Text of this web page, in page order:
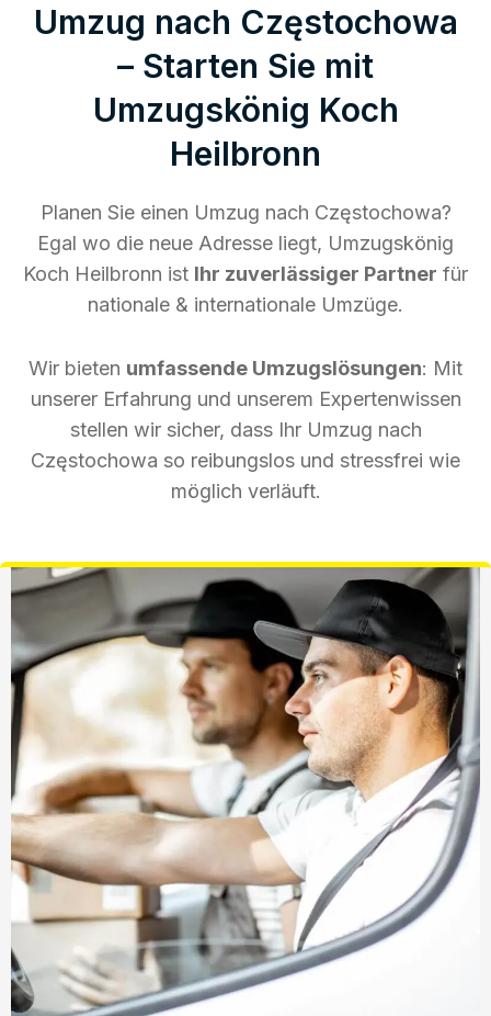
Umzug nach Częstochowa
– Starten Sie mit
Umzugskönig Koch
Heilbronn
Planen Sie einen Umzug nach Częstochowa?
Egal wo die neue Adresse liegt, Umzugskönig
Koch Heilbronn ist Ihr zuverlässiger Partner für
nationale & internationale Umzüge.
Wir bieten umfassende Umzugslösungen: Mit
unserer Erfahrung und unserem Expertenwissen
stellen wir sicher, dass Ihr Umzug nach
Częstochowa so reibungslos und stressfrei wie
möglich verläuft.